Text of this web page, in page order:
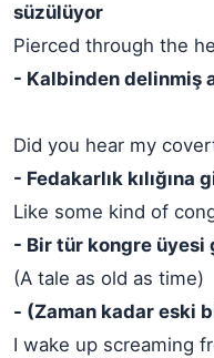
süzülüyor
Pierced through the
- Kalbinden delinmiş
Did you hear my
- Fedakarlık
Like some kind of
- Bir tür kongre üyesi
(A tale as old as time)
- (Zaman kadar eski
I wake up screaming